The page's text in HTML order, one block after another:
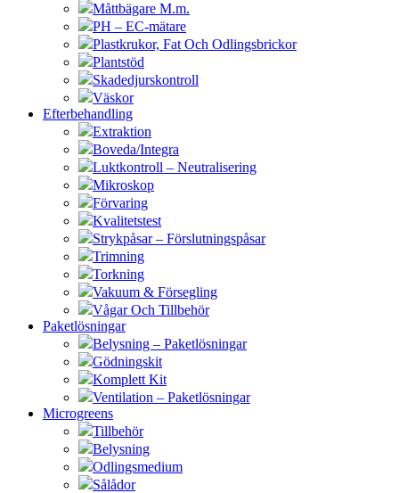
Måttbägare M.m.
PH – EC-mätare
Plastkrukor, Fat Och Odlingsbrickor
Plantstöd
Skadedjurskontroll
Väskor
Efterbehandling
Extraktion
Boveda/Integra
Luktkontroll – Neutralisering
Mikroskop
Förvaring
Kvalitetstest
Strykpåsar – Förslutningspåsar
Trimning
Torkning
Vakuum & Försegling
Vågar Och Tillbehör
Paketlösningar
Belysning – Paketlösningar
Gödningskit
Komplett Kit
Ventilation – Paketlösningar
Microgreens
Tillbehör
Belysning
Odlingsmedium
Sålådor